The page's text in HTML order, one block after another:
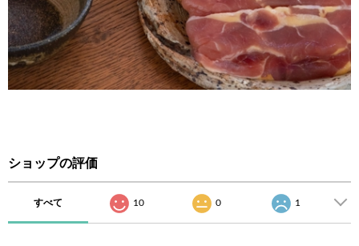
ショップの評価
すべて 10 0 1